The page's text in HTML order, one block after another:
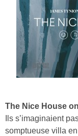
The Nice House
Ils s’imaginaient
somptueuse villa